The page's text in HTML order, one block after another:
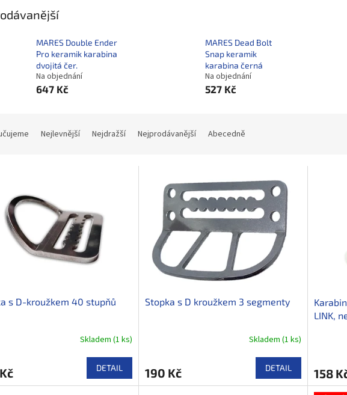
MARES Double Ender
Pro keramik karabina
dvojitá čer.
Na objednání
647 Kč
MARES Dead Bolt
Snap keramik
karabina černá
Na objednání
527 Kč
Nejlevnější Nejdražší Nejprodávanější Abecedně
s D-kroužkem 40 stupňů
Skladem (1 ks)
DETAIL
Stopka s D kroužkem 3 segmenty
Skladem (1 ks)
190 Kč DETAIL
LINK,
158